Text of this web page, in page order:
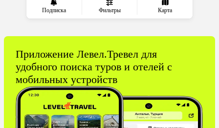
Подписка Фильтры Карта
Марокко
Южная Корея
Израиль
Гонконг
Венесуэла
Саудовская Аравия
Бахрейн
Куба
Греция
Таджикистан
Италия
Испания
Венгрия
Болгария
Приложение Левел.Тревел для
удобного поиска туров и отелей с
мобильных устройств